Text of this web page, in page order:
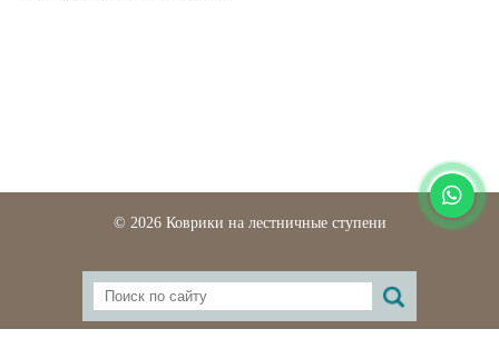
© 2026 Коврики на лестничные ступени